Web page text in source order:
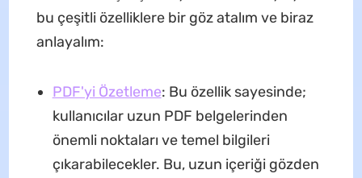
bu çeşitli özelliklere bir göz atalım ve biraz
anlayalım:
PDF'yi Özetleme: Bu özellik sayesinde;
kullanıcılar uzun PDF belgelerinden
önemli noktaları ve temel bilgileri
çıkarabilecekler. Bu, uzun içeriği gözden